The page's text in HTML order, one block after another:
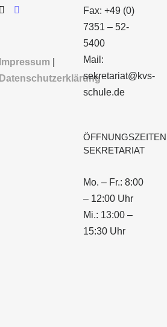
Impressum
Datenschutzerklärung
Fax: +49 (0)
7351 – 52-
5400
Mail:
sekretariat@kvs-
schule.de
ÖFFNUNGSZEITEN
SEKRETARIAT
Mo. – Fr.: 8:00
– 12:00 Uhr
Mi.: 13:00 –
15:30 Uhr